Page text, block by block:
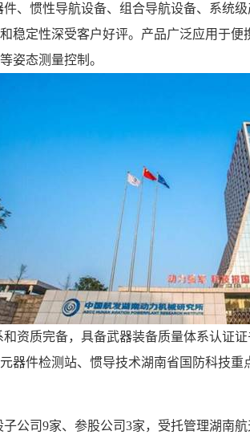
、惯性导航设备、组合导航设备、系统
稳定性深受客户好评。产品广泛应用于
姿态测量控制。
资质完备，具备武器装备质量体系认证
器件检测站、惯导技术湖南省国防科技重
公司9家、参股公司3家，受托管理湖南